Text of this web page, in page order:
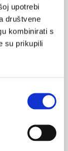
upotrebi
društvene
kombinirati s
su prikupili
ili sestra te
odbiti